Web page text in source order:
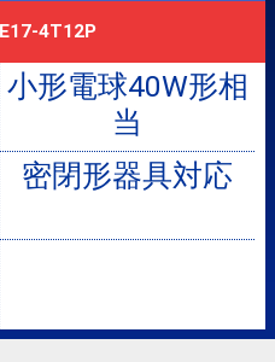
4T12P
小形電球40W形相
当
密閉形器具対応